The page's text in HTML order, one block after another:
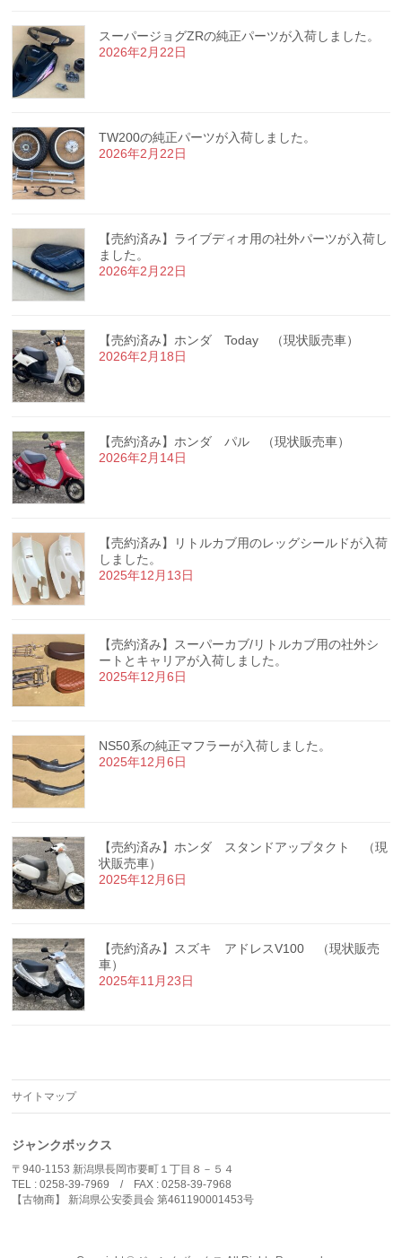
スーパージョグZRの純正パーツが入荷しました。
2026年2月22日
TW200の純正パーツが入荷しました。
2026年2月22日
【売約済み】ライブディオ用の社外パーツが入荷し
ました。
2026年2月22日
【売約済み】ホンダ Today （現状販売車）
2026年2月18日
【売約済み】ホンダ パル （現状販売車）
2026年2月14日
【売約済み】リトルカブ用のレッグシールドが入荷
しました。
2025年12月13日
【売約済み】スーパーカブ/リトルカブ用の社外シ
ートとキャリアが入荷しました。
2025年12月6日
NS50系の純正マフラーが入荷しました。
2025年12月6日
【売約済み】ホンダ スタンドアップタクト （現
状販売車）
2025年12月6日
【売約済み】スズキ アドレスV100 （現状販売
車）
2025年11月23日
サイトマップ
ジャンクボックス
〒940-1153 新潟県長岡市要町１丁目８－５４
TEL : 0258-39-7969 / FAX : 0258-39-7968
【古物商】 新潟県公安委員会 第461190001453号